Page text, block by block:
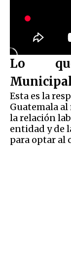
Lo
Esta es la
Guatemala
la relación
entidad y de
para optar al